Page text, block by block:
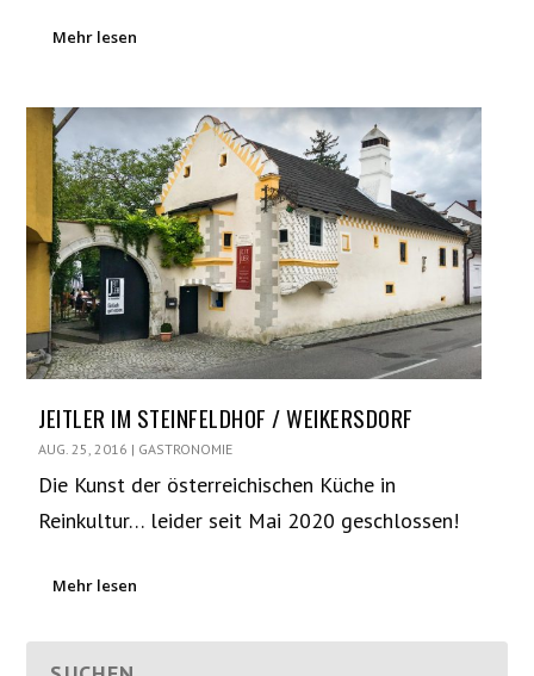
Mehr lesen
JEITLER IM STEINFELDHOF / WEIKERSDORF
AUG. 25, 2016 | GASTRONOMIE
Die Kunst der österreichischen Küche in
Reinkultur… leider seit Mai 2020 geschlossen!
Mehr lesen